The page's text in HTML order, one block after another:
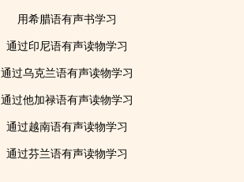
用希腊语有声书学习
通过印尼语有声读物学习
通过乌克兰语有声读物学习
通过他加禄语有声读物学习
通过越南语有声读物学习
通过芬兰语有声读物学习